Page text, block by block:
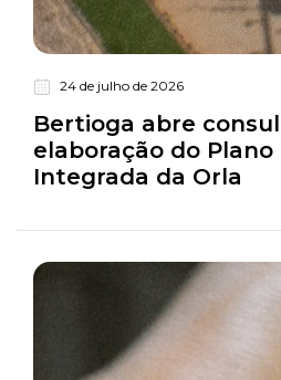
24 de julho de 2026
Bertioga abre
elaboração do Plano
Integrada da Orla